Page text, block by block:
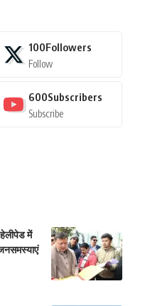
100Followers
Follow
600Subscribers
Subscribe
में